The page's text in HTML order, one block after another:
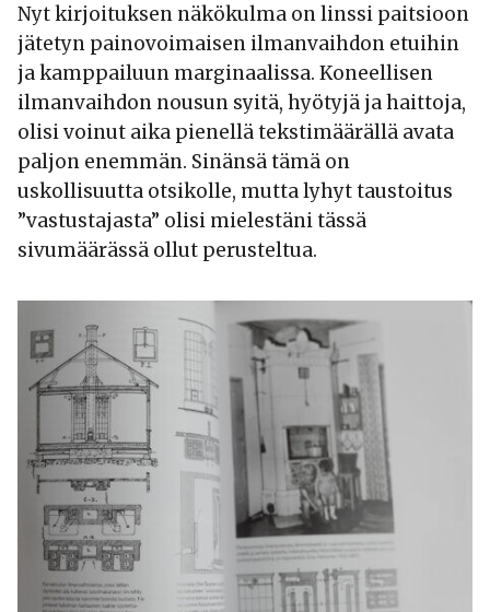
Nyt kirjoituksen näkökulma on linssi paitsioon
jätetyn painovoimaisen ilmanvaihdon etuihin
ja kamppailuun marginaalissa. Koneellisen
ilmanvaihdon nousun syitä, hyötyjä ja haittoja,
olisi voinut aika pienellä tekstimäärällä avata
paljon enemmän. Sinänsä tämä on
uskollisuutta otsikolle, mutta lyhyt taustoitus
”vastustajasta” olisi mielestäni tässä
sivumäärässä ollut perusteltua.